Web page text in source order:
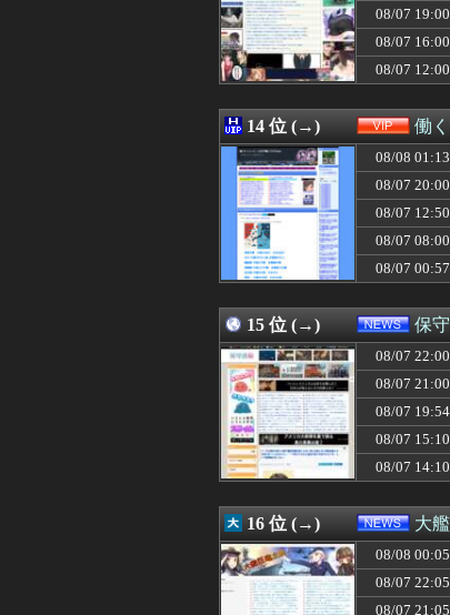
08/08 01:10
【衝撃】
08/08 01:10
【画像】
08/08 01:10
【画像】
08/08 01:09
小学生の
08/08 01:09
【朗報】
08/08 01:09
免許証更
08/08 01:06
義母が初
08/08 01:05
【画像】
08/08 01:05
【悲報】
08/08 01:05
【画像】
08/08 01:05
【急募】
08/08 01:03
【悲報】
08/08 01:03
【画像】
08/08 01:03
将来嫁親
08/08 01:03
売れない
08/08 01:03
アメリカ
08/07 19:00
08/07 16:00
08/07 12:00
14 位 (→) 働
08/08 01:13
08/07 20:00
08/07 12:50
08/07 08:00
08/07 00:57
15 位 (→) 保
08/07 22:00
08/07 21:00
08/07 19:54
08/07 15:10
08/07 14:10
16 位 (→) 大
08/08 00:05
08/07 22:05
08/07 21:05